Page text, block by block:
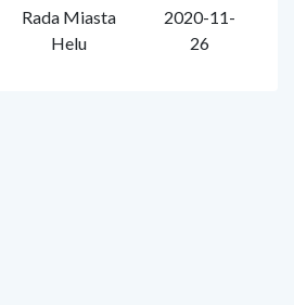
Rada Miasta
Helu
2020-11-
26